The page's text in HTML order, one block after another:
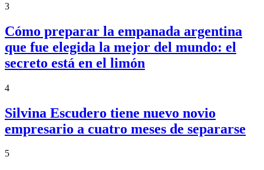
3
Cómo preparar la empanada argentina
que fue elegida la mejor del mundo: el
secreto está en el limón
4
Silvina Escudero tiene nuevo novio
empresario a cuatro meses de separarse
5